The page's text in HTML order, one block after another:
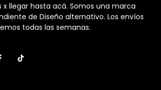
x llegar hasta acá. Somos una marca
de Diseño alternativo. Los envíos
todas las semanas.